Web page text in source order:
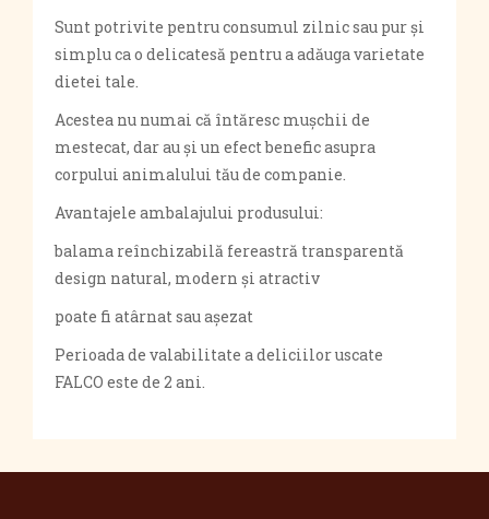
Sunt potrivite pentru consumul zilnic sau pur și
simplu ca o delicatesă pentru a adăuga varietate
dietei tale.
Acestea nu numai că întăresc mușchii de
mestecat, dar au și un efect benefic asupra
corpului animalului tău de companie.
Avantajele ambalajului produsului:
balama reînchizabilă fereastră transparentă
design natural, modern și atractiv
poate fi atârnat sau așezat
Perioada de valabilitate a deliciilor uscate
FALCO este de 2 ani.